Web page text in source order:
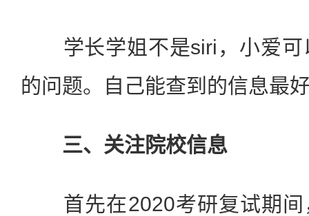
学长学姐不是siri，小爱可
的问题。自己能查到的信息最
三、关注院校信息
首先在2020考研复试期间